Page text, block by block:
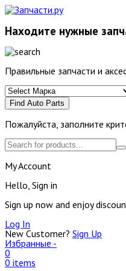
Находите нужные
Правильные запчасти и
Find Auto Parts
Пожалуйста, заполните
My Account
Hello, Sign in
Sign up now and enjoy
Log In
New Customer? Sign Up
Избранные -
0
0 items